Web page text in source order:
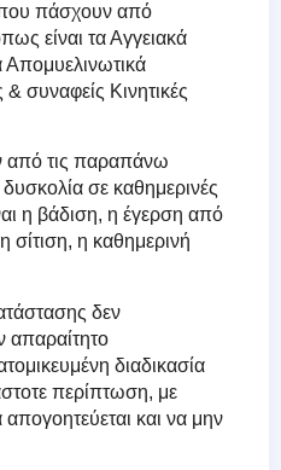
πάσχουν από
είναι τα Αγγειακά
Απομυελινωτικά
συναφείς Κινητικές
από τις παραπάνω
σε καθημερινές
η βάδιση, η έγερση από
σίτιση, η καθημερινή
δεν
απαραίτητο
διαδικασία
περίπτωση, με
και να μην